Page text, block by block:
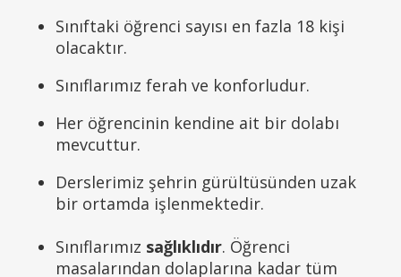
Sınıftaki öğrenci sayısı en fazla 18 kişi
olacaktır.
Sınıflarımız ferah ve konforludur.
Her öğrencinin kendine ait bir dolabı
mevcuttur.
Derslerimiz şehrin gürültüsünden uzak
bir ortamda işlenmektedir.
Sınıflarımız sağlıklıdır. Öğrenci
masalarından dolaplarına kadar tüm